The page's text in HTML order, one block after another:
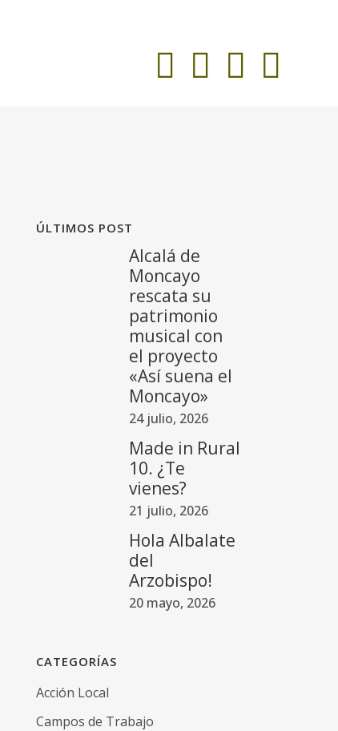
ÚLTIMOS POST
Alcalá de
Moncayo
rescata su
patrimonio
musical con
el proyecto
«Así suena el
Moncayo»
24 julio, 2026
Made in Rural
10. ¿Te
vienes?
21 julio, 2026
Hola Albalate
del
Arzobispo!
20 mayo, 2026
CATEGORÍAS
Acción Local
Campos de Trabajo